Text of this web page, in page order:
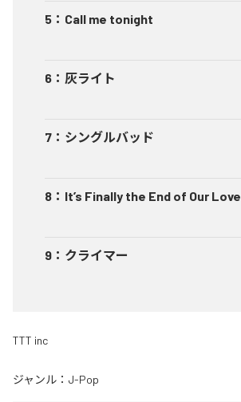
5 ： Call me tonight
6 ： 灰ライト
7 ： シングルバッド
8 ： It’s Finally the End of Our Love
9 ： クライマー
TTT inc
ジャンル： J-Pop